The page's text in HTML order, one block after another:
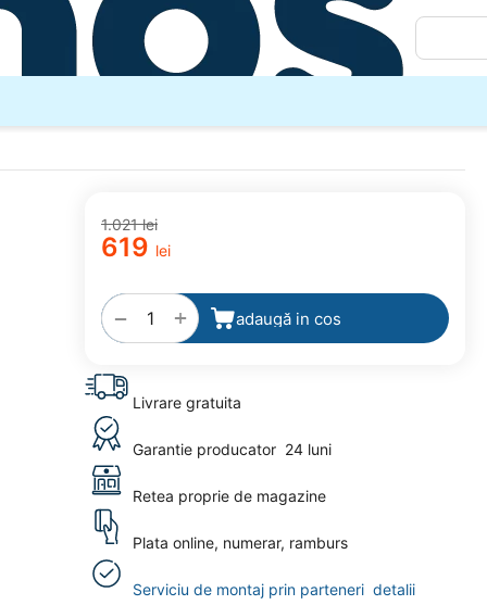
1.021 lei
‍619‍ lei
+
− adaugă in cos
la
favorite
Livrare gratuita
Garantie producator 24 luni
Retea proprie de magazine
Plata online, numerar, ramburs
Serviciu de montaj prin parteneri detalii